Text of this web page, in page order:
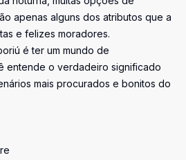
apenas alguns dos atributos que a
e felizes moradores.
é ter um mundo de
entende o verdadeiro significado
mais procurados e bonitos do